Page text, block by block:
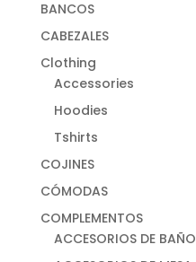
BANCOS
CABEZALES
Clothing
Accessories
Hoodies
Tshirts
COJINES
CÓMODAS
COMPLEMENTOS
ACCESORIOS DE BAÑO